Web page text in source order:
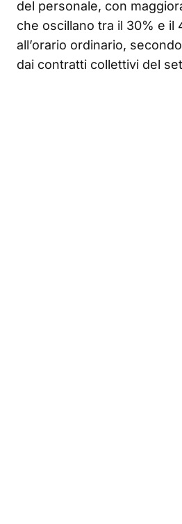
del personale, con
che oscillano tra il 30% e il
all’orario ordinario,
dai contratti collettivi del